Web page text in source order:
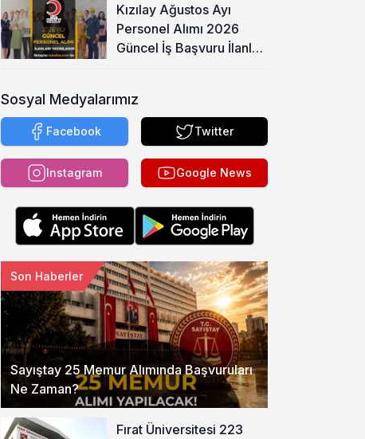
Kızılay Ağustos Ayı
Personel Alımı 2026
Güncel İş Başvuru İlanları
Sosyal Medyalarımız
Facebook Twitter
Instagram Google News
Sayıştay 25 Memur Alımında Başvuruları
Ne Zaman?
Son Haberler
Fırat Üniversitesi 223